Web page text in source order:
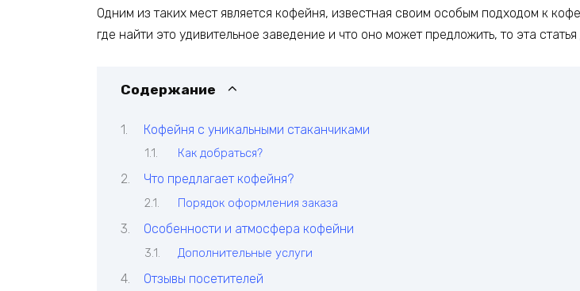
Одним из таких мест является кофейня, известная своим особым подходом к
где найти это удивительное заведение и что оно может предложить, то эта статья
Содержание
Кофейня с уникальными стаканчиками
Как добраться?
Что предлагает кофейня?
Порядок оформления заказа
Особенности и атмосфера кофейни
Дополнительные услуги
Отзывы посетителей